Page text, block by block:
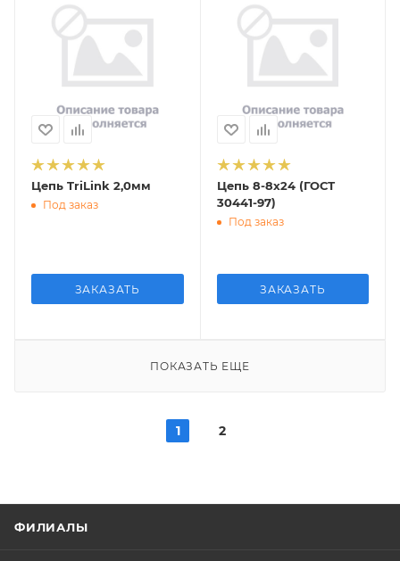
Цепь TriLink 2,0мм
Под заказ
ЗАКАЗАТЬ
Цепь 8-8х24 (ГОСТ
30441-97)
Под заказ
ЗАКАЗАТЬ
ПОКАЗАТЬ ЕЩЕ
1 2
ФИЛИАЛЫ